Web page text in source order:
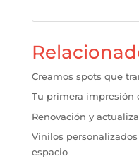
Creamos spots que
Tu primera impresión
Renovación y
Vinilos
espacio